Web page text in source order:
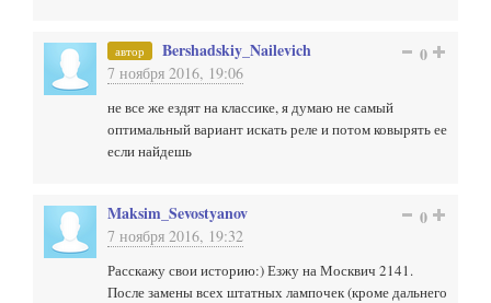
автор Bershadskiy_Nailevich
7 ноября 2016, 19:06
0
не все же ездят на классике, я думаю не самый
оптимальный вариант искать реле и потом ковырять ее
если найдешь
Maksim_Sevostyanov
7 ноября 2016, 19:32
0
Расскажу свои историю:) Езжу на Москвич 2141.
После замены всех штатных лампочек (кроме дальнего